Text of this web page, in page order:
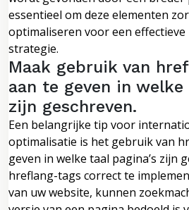
essentieel om deze elementen
optimaliseren voor een effectieve
strategie.
Maak gebruik van
aan te geven in welke
zijn geschreven.
Een belangrijke tip voor
optimalisatie is het gebruik van
geven in welke taal pagina’s zijn
hreflang-tags correct te
van uw website, kunnen